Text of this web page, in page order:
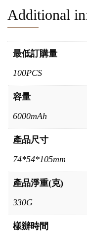
Additional
最低訂購量
100PCS
容量
6000mAh
產品尺寸
74*54*105mm
產品淨重(克)
330G
樣辦時間